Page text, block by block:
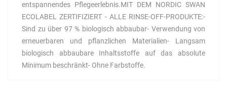
entspannendes Pflegeerlebnis.MIT DEM NORDIC SWAN
ECOLABEL ZERTIFIZIERT - ALLE RINSE-OFF-PRODUKTE:-
Sind zu über 97 % biologisch abbaubar- Verwendung von
erneuerbaren und pflanzlichen Materialien- Langsam
biologisch abbaubare Inhaltsstoffe auf das absolute
Minimum beschränkt- Ohne Farbstoffe.